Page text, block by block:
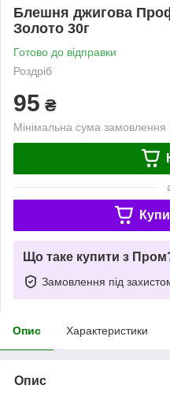
Блешня джигова
Золото 30г
Готово до відправки
Роздріб
95 ₴
Мінімальна сума
Що таке купити з
Замовлення під
Опис Характеристики
Опис